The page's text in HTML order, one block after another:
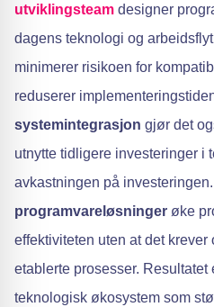
utviklingsteam designer
dagens teknologi og
minimerer risikoen for
reduserer
systemintegrasjon gjør det
utnytte tidligere investeringer i
avkastningen på
programvareløsninger øke
effektiviteten uten at det krever
etablerte prosesser.
teknologisk økosystem som